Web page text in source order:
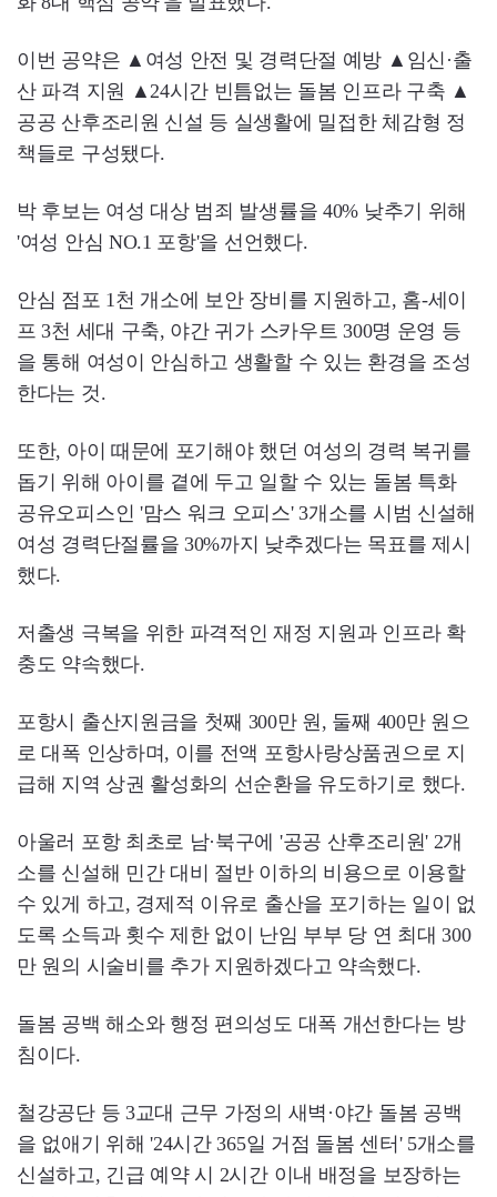
이번 공약은 ▲여성 안전 및 경력단절 예방 ▲임신·출
산 파격 지원 ▲24시간 빈틈없는 돌봄 인프라 구축 ▲
공공 산후조리원 신설 등 실생활에 밀접한 체감형 정
책들로 구성됐다.
박 후보는 여성 대상 범죄 발생률을 40% 낮추기 위해
'여성 안심 NO.1 포항'을 선언했다.
안심 점포 1천 개소에 보안 장비를 지원하고, 홈-세이
프 3천 세대 구축, 야간 귀가 스카우트 300명 운영 등
을 통해 여성이 안심하고 생활할 수 있는 환경을 조성
한다는 것.
또한, 아이 때문에 포기해야 했던 여성의 경력 복귀를
돕기 위해 아이를 곁에 두고 일할 수 있는 돌봄 특화
공유오피스인 '맘스 워크 오피스' 3개소를 시범 신설해
여성 경력단절률을 30%까지 낮추겠다는 목표를 제시
했다.
저출생 극복을 위한 파격적인 재정 지원과 인프라 확
충도 약속했다.
포항시 출산지원금을 첫째 300만 원, 둘째 400만 원으
로 대폭 인상하며, 이를 전액 포항사랑상품권으로 지
급해 지역 상권 활성화의 선순환을 유도하기로 했다.
아울러 포항 최초로 남·북구에 '공공 산후조리원' 2개
소를 신설해 민간 대비 절반 이하의 비용으로 이용할
수 있게 하고, 경제적 이유로 출산을 포기하는 일이 없
도록 소득과 횟수 제한 없이 난임 부부 당 연 최대 300
만 원의 시술비를 추가 지원하겠다고 약속했다.
돌봄 공백 해소와 행정 편의성도 대폭 개선한다는 방
침이다.
철강공단 등 3교대 근무 가정의 새벽·야간 돌봄 공백
을 없애기 위해 '24시간 365일 거점 돌봄 센터' 5개소를
신설하고, 긴급 예약 시 2시간 이내 배정을 보장하는